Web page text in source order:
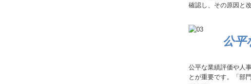
確認し、その原因と
公平
公平な業績評価や人
とが重要です。「部